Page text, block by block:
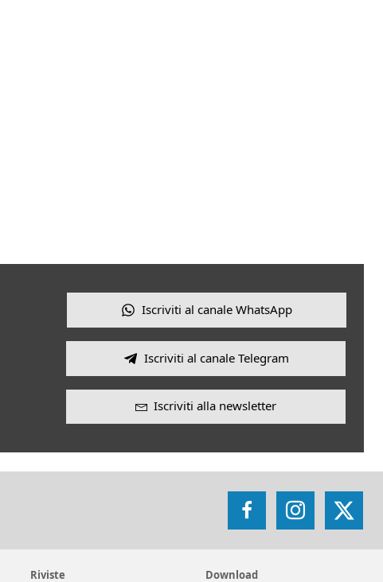
Iscriviti al canale WhatsApp
Iscriviti al canale Telegram
Iscriviti alla newsletter
FacebookInstagram
X
Riviste Download